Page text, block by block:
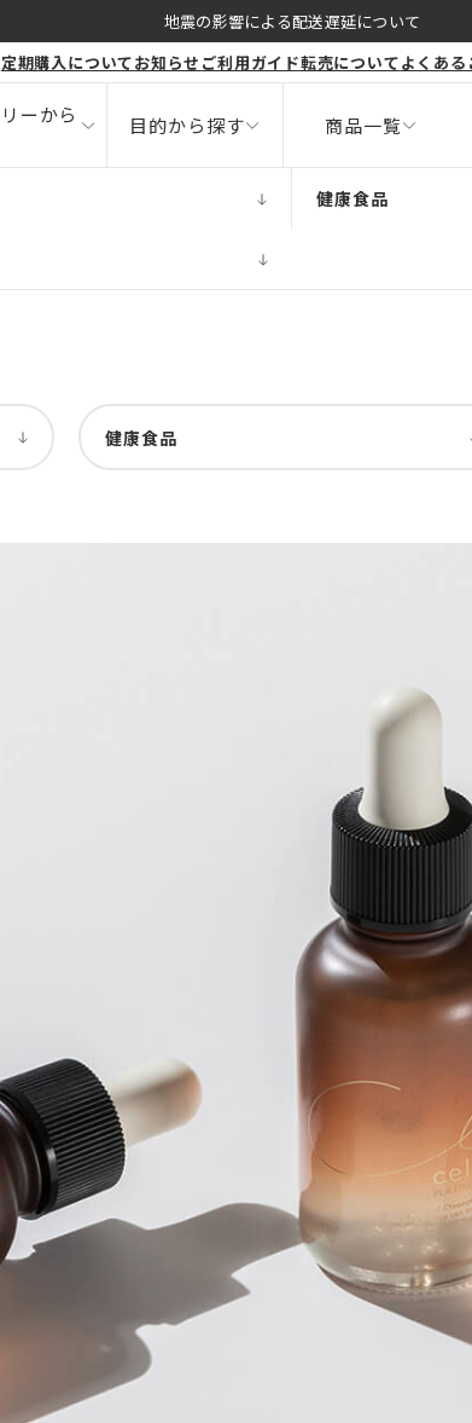
地震の影響による配送遅延について
定期購入についてお知らせ ご利用ガイド転売についてよくあ
ーから
健康食品
目的から探す
ニキビ
ボディ
商品一覧
健康食品
健康食品